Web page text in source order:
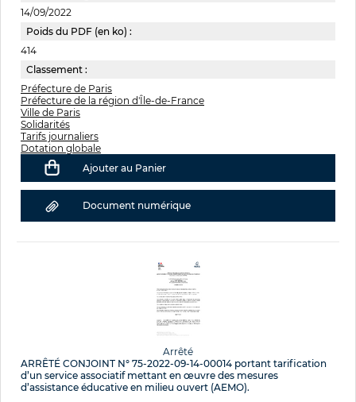
14/09/2022
Poids du PDF (en ko) :
414
Classement :
Préfecture de Paris
Préfecture de la région d'Île-de-France
Ville de Paris
Solidarités
Tarifs journaliers
Dotation globale
Ajouter au Panier
Document numérique
Arrêté
ARRÊTÉ CONJOINT N° 75-2022-09-14-00014 portant tarification
d’un service associatif mettant en œuvre des mesures
d’assistance éducative en milieu ouvert (AEMO).